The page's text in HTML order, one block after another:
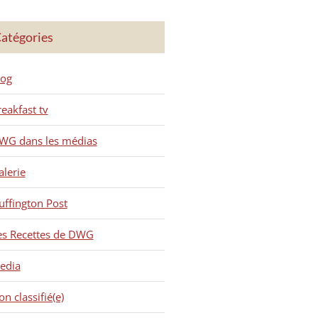
tv
dans les médias
Post
Recettes de DWG
classifié(e)